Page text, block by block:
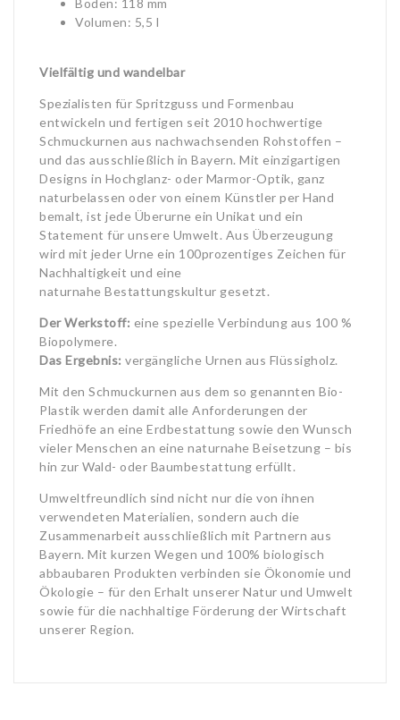
Volumen: 5,5 l
Vielfältig und wandelbar
Spezialisten für Spritzguss und Formenbau
entwickeln und fertigen seit 2010 hochwertige
Schmuckurnen aus nachwachsenden Rohstoffen –
und das ausschließlich in Bayern. Mit einzigartigen
Designs in Hochglanz- oder Marmor-Optik, ganz
naturbelassen oder von einem Künstler per Hand
bemalt, ist jede Überurne ein Unikat und ein
Statement für unsere Umwelt. Aus Überzeugung
wird mit jeder Urne ein 100prozentiges Zeichen für
Nachhaltigkeit und eine
naturnahe Bestattungskultur gesetzt.
Der Werkstoff: eine spezielle Verbindung aus 100 %
Biopolymere.
Das Ergebnis: vergängliche Urnen aus Flüssigholz.
Mit den Schmuckurnen aus dem so genannten Bio-
Plastik werden damit alle Anforderungen der
Friedhöfe an eine Erdbestattung sowie den Wunsch
vieler Menschen an eine naturnahe Beisetzung – bis
hin zur Wald- oder Baumbestattung erfüllt.
Umweltfreundlich sind nicht nur die von ihnen
verwendeten Materialien, sondern auch die
Zusammenarbeit ausschließlich mit Partnern aus
Bayern. Mit kurzen Wegen und 100% biologisch
abbaubaren Produkten verbinden sie Ökonomie und
Ökologie – für den Erhalt unserer Natur und Umwelt
sowie für die nachhaltige Förderung der Wirtschaft
unserer Region.